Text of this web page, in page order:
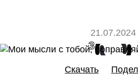
21.07.2024
3 0
Скачать